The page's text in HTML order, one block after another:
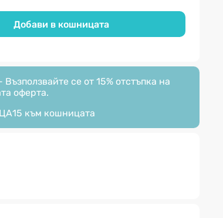
Добави в кошницата
се от 15% отстъпка на
оферта.
към кошницата